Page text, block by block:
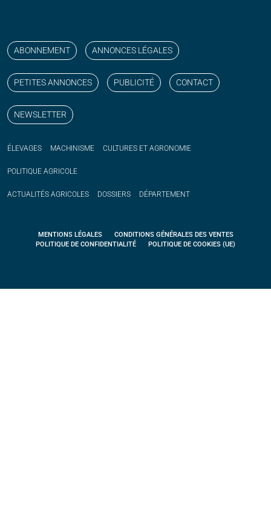
ABONNEMENT ANNONCES LÉGALES
PETITES ANNONCES PUBLICITÉ CONTACT
NEWSLETTER
ÉLEVAGES MACHINISME CULTURES ET AGRONOMIE
POLITIQUE AGRICOLE
ACTUALITÉS AGRICOLES DOSSIERS DÉPARTEMENT
MENTIONS LÉGALES
CONDITIONS GÉNÉRALES DES VENTES
POLITIQUE DE CONFIDENTIALITÉ
POLITIQUE DE COOKIES (UE)